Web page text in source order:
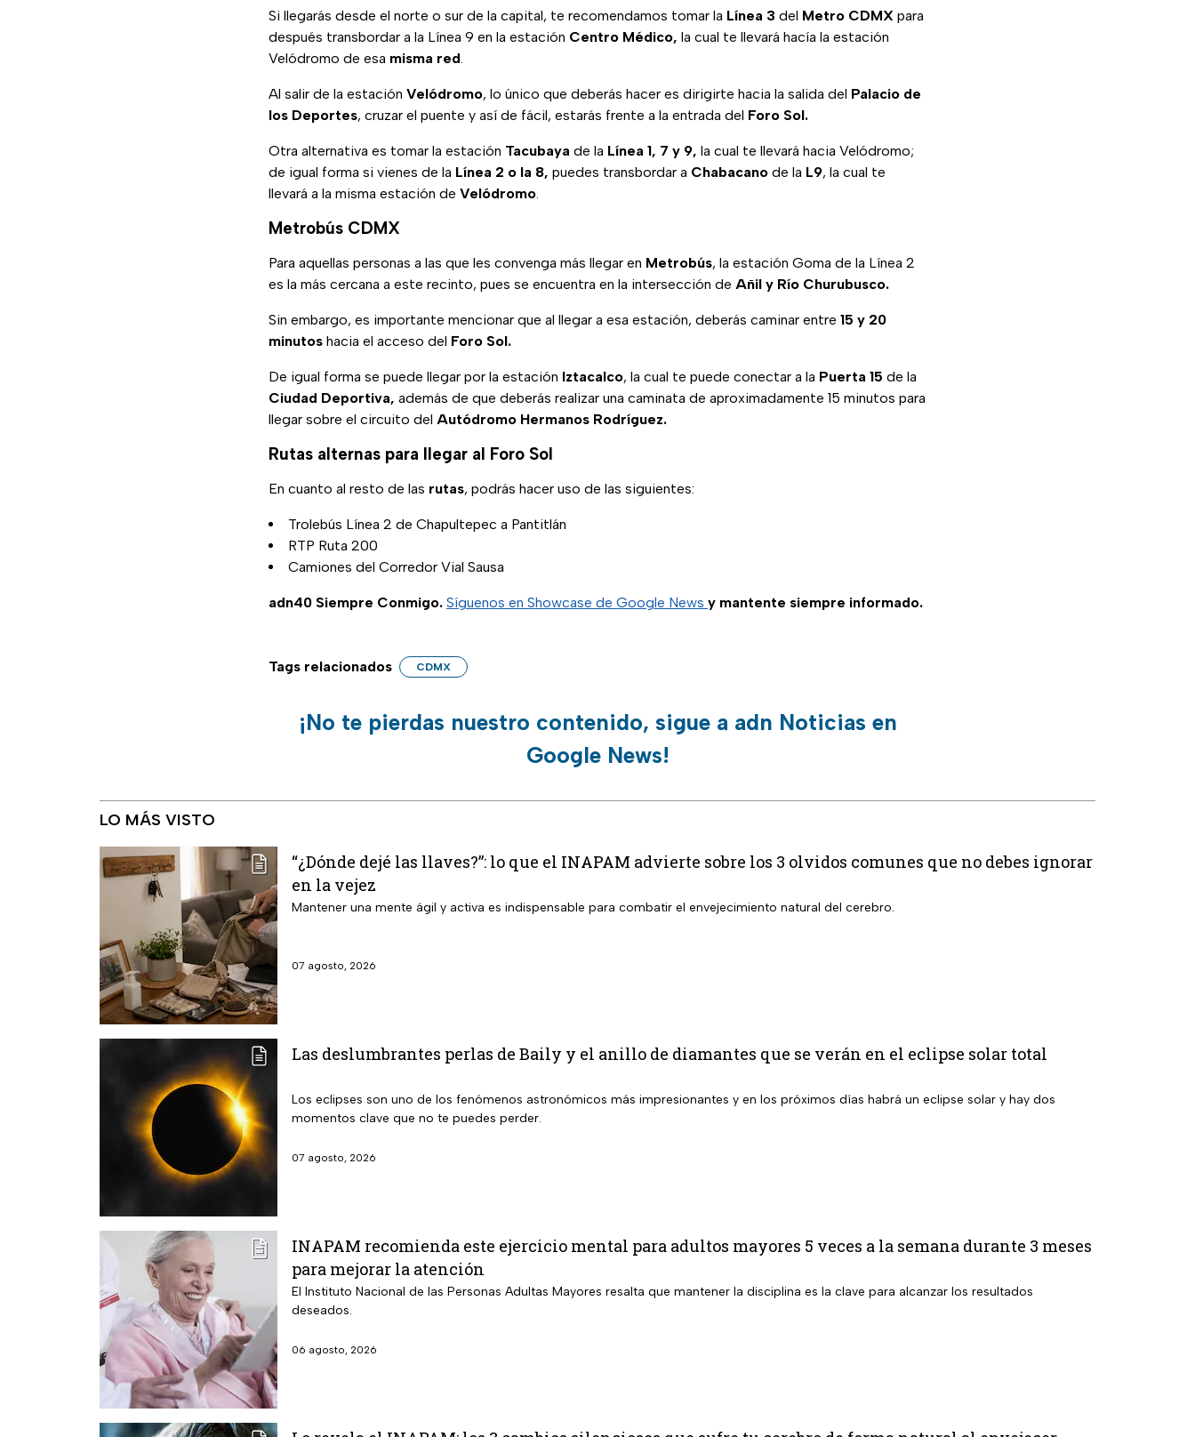
Si llegarás desde el norte o sur de la capital, te recomendamos tomar la Línea 3 del Metro CDMX para
después transbordar a la Línea 9 en la estación Centro Médico, la cual te llevará hacía la estación
Velódromo de esa misma red.
Al salir de la estación Velódromo, lo único que deberás hacer es dirigirte hacia la salida del Palacio de
los Deportes, cruzar el puente y así de fácil, estarás frente a la entrada del Foro Sol.
Otra alternativa es tomar la estación Tacubaya de la Línea 1, 7 y 9, la cual te llevará hacia Velódromo;
de igual forma si vienes de la Línea 2 o la 8, puedes transbordar a Chabacano de la L9, la cual te
llevará a la misma estación de Velódromo.
Metrobús CDMX
Para aquellas personas a las que les convenga más llegar en Metrobús, la estación Goma de la Línea 2
es la más cercana a este recinto, pues se encuentra en la intersección de Añil y Río Churubusco.
Sin embargo, es importante mencionar que al llegar a esa estación, deberás caminar entre 15 y 20
minutos hacia el acceso del Foro Sol.
De igual forma se puede llegar por la estación Iztacalco, la cual te puede conectar a la Puerta 15 de la
Ciudad Deportiva, además de que deberás realizar una caminata de aproximadamente 15 minutos para
llegar sobre el circuito del Autódromo Hermanos Rodríguez.
Rutas alternas para llegar al Foro Sol
En cuanto al resto de las rutas, podrás hacer uso de las siguientes:
Trolebús Línea 2 de Chapultepec a Pantitlán
RTP Ruta 200
Camiones del Corredor Vial Sausa
adn40 Siempre Conmigo. Síguenos en Showcase de Google News y mantente siempre informado.
Tags relacionados CDMX
¡No te pierdas nuestro contenido, sigue a adn Noticias en
Google News!
LO MÁS VISTO
“¿Dónde dejé las llaves?”: lo que el INAPAM advierte sobre los 3 olvidos comunes que no debes ignorar
en la vejez
Mantener una mente ágil y activa es indispensable para combatir el envejecimiento natural del cerebro.
07 agosto, 2026
Las deslumbrantes perlas de Baily y el anillo de diamantes que se verán en el eclipse solar total
Los eclipses son uno de los fenómenos astronómicos más impresionantes y en los próximos días habrá un eclipse solar y hay dos
momentos clave que no te puedes perder.
07 agosto, 2026
INAPAM recomienda este ejercicio mental para adultos mayores 5 veces a la semana durante 3 meses
para mejorar la atención
El Instituto Nacional de las Personas Adultas Mayores resalta que mantener la disciplina es la clave para alcanzar los resultados
deseados.
06 agosto, 2026